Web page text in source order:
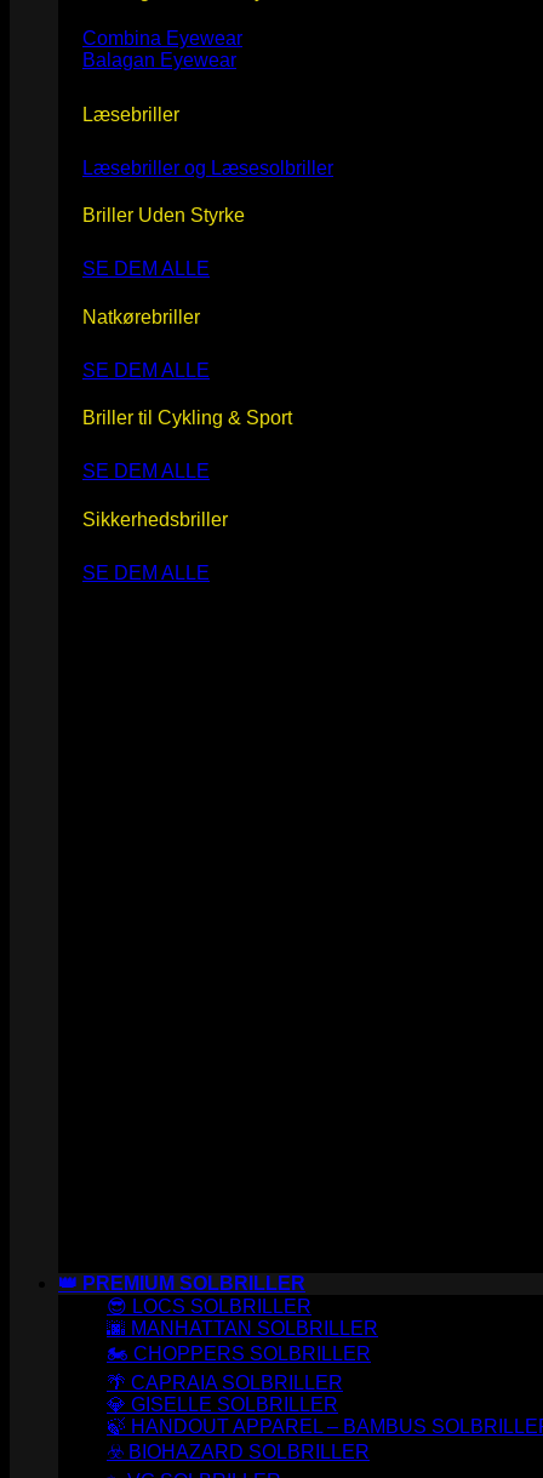
Combina Eyewear
Balagan Eyewear
Læsebriller
Læsebriller og Læsesolbriller
Briller Uden Styrke
SE DEM ALLE
Natkørebriller
SE DEM ALLE
Briller til Cykling & Sport
SE DEM ALLE
Sikkerhedsbriller
SE DEM ALLE
👑 PREMIUM SOLBRILLER
😎 LOCS SOLBRILLER
🌆 MANHATTAN SOLBRILLER
🏍️ CHOPPERS SOLBRILLER
🌴 CAPRAIA SOLBRILLER
💎 GISELLE SOLBRILLER
🍃 HANDOUT APPAREL – BAMBUS
☣️ BIOHAZARD SOLBRILLER